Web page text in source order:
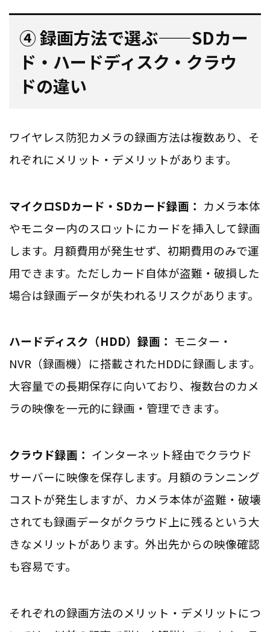
④ 録画方法で選ぶ——SDカー
ド・ハードディスク・クラウ
ドの違い
ワイヤレス防犯カメラの録画方法は複数あり、そ
れぞれにメリット・デメリットがあります。
マイクロSDカード・SDカード録画： カメラ本体
やモニター内のスロットにカードを挿入して録画
します。月額費用が発生せず、初期費用のみで運
用できます。ただしカード自体が盗難・破損した
場合は録画データが失われるリスクがあります。
ハードディスク（HDD）録画： モニター・
NVR（録画機）に搭載されたHDDに録画します。
大容量での長期保存に向いており、複数台のカメ
ラの映像を一元的に録画・管理できます。
クラウド録画： インターネット経由でクラウド
サーバーに映像を保存します。月額のランニング
コストが発生しますが、カメラ本体が盗難・破壊
されても録画データがクラウド上に残るという大
きなメリットがあります。外出先からの映像確認
も容易です。
それぞれの録画方法のメリット・デメリットにつ